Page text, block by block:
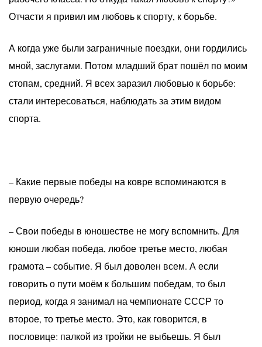
Отчасти я привил им любовь к спорту, к борьбе.
А когда уже были заграничные поездки, они гордились
мной, заслугами. Потом младший брат пошёл по моим
стопам, средний. Я всех заразил любовью к борьбе:
стали интересоваться, наблюдать за этим видом
спорта.
– Какие первые победы на ковре вспоминаются в
первую очередь?
– Свои победы в юношестве не могу вспомнить. Для
юноши любая победа, любое третье место, любая
грамота – событие. Я был доволен всем. А если
говорить о пути моём к большим победам, то был
период, когда я занимал на чемпионате СССР то
второе, то третье место. Это, как говорится, в
пословице: палкой из тройки не выбьешь. Я был